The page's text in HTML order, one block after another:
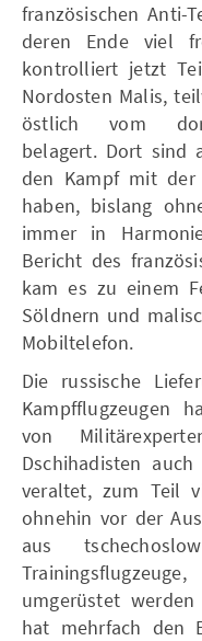
französischen Anti-
deren Ende viel
kontrolliert jetzt
Nordosten Malis,
östlich vom
belagert. Dort sind
den Kampf mit der
haben, bislang
immer in
Bericht des
kam es zu einem
Söldnern und
Mobiltelefon.
Die russische
Kampfflugzeugen
von
Dschihadisten
veraltet, zum Teil
ohnehin vor der
aus
umgerüstet
hat mehrfach den